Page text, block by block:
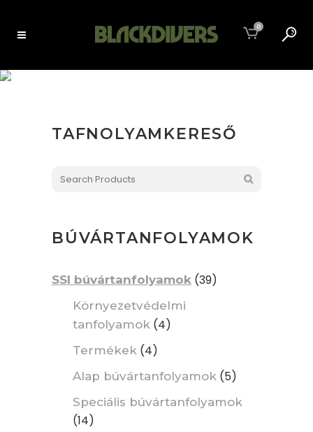
0
TAFNOLYAMKERESŐ
BÚVÁRTANFOLYAMOK
SSI búvártanfolyamok (39)
Környezetvédelmi
tanfolyamok (4)
Termékek (4)
Alap búvártanfolyamok (5)
Speciális búvártanfolyamok
(14)